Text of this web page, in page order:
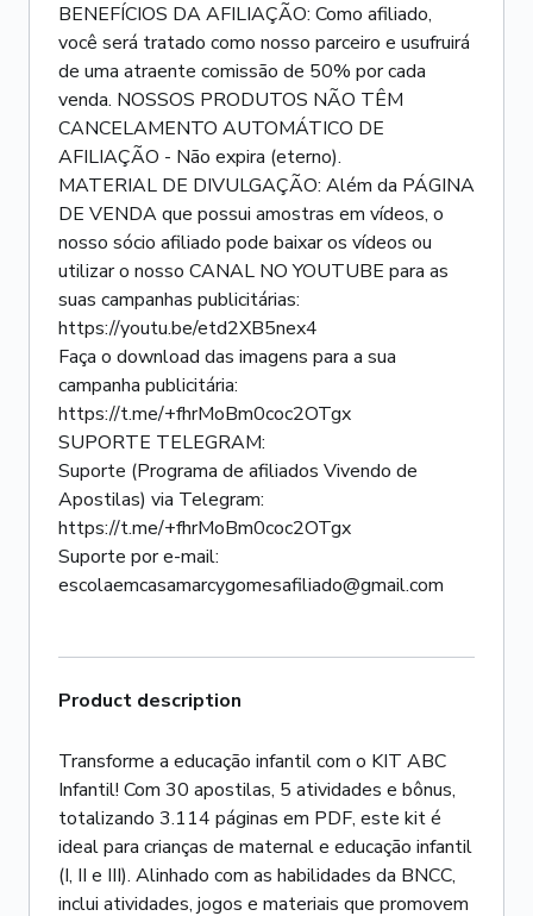
BENEFÍCIOS DA AFILIAÇÃO: Como afiliado,
você será tratado como nosso parceiro e usufruirá
de uma atraente comissão de 50% por cada
venda. NOSSOS PRODUTOS NÃO TÊM
CANCELAMENTO AUTOMÁTICO DE
AFILIAÇÃO - Não expira (eterno).
MATERIAL DE DIVULGAÇÃO: Além da PÁGINA
DE VENDA que possui amostras em vídeos, o
nosso sócio afiliado pode baixar os vídeos ou
utilizar o nosso CANAL NO YOUTUBE para as
suas campanhas publicitárias:
https://youtu.be/etd2XB5nex4
Faça o download das imagens para a sua
campanha publicitária:
https://t.me/+fhrMoBm0coc2OTgx
SUPORTE TELEGRAM:
Suporte (Programa de afiliados Vivendo de
Apostilas) via Telegram:
https://t.me/+fhrMoBm0coc2OTgx
Suporte por e-mail:
Product description
Transforme a educação infantil com o KIT ABC
Infantil! Com 30 apostilas, 5 atividades e bônus,
totalizando 3.114 páginas em PDF, este kit é
ideal para crianças de maternal e educação infantil
(I, II e III). Alinhado com as habilidades da BNCC,
inclui atividades, jogos e materiais que promovem